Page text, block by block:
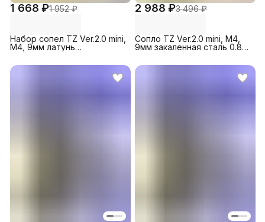
1 668 ₽1 952 ₽
Набор сопел TZ Ver.2.0 mini,
M4, 9мм латунь
для 3D-принтера Bambu
Lab A1/A1
2 988 ₽3 496 ₽
Сопло TZ Ver.2.0 mini, M4,
9мм закаленная сталь 0.8
Bambu Lab A1/A1
mini/P2S/H2D/H2C/H2S